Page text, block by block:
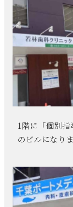
1階に「個別
のビルになり